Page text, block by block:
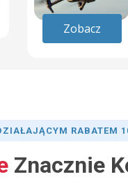
Zobacz
RABATEM
Znacznie